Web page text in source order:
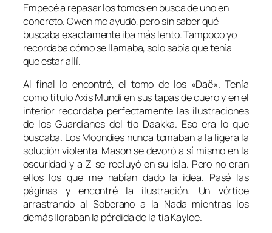
Empecé a repasar los tomos en busca de uno en
concreto. Owen me ayudó, pero sin saber qué
buscaba exactamente iba más lento. Tampoco yo
recordaba cómo se llamaba, solo sabía que tenía
que estar allí.
Al final lo encontré, el tomo de los «Daë». Tenía
como título Axis Mundi en sus tapas de cuero y en el
interior recordaba perfectamente las ilustraciones
de los Guardianes del tío Daakka. Eso era lo que
buscaba. Los Moondies nunca tomaban a la ligera la
solución violenta. Mason se devoró a sí mismo en la
oscuridad y a Z se recluyó en su isla. Pero no eran
ellos los que me habían dado la idea. Pasé las
páginas y encontré la ilustración. Un vórtice
arrastrando al Soberano a la Nada mientras los
demás lloraban la pérdida de la tía Kaylee.